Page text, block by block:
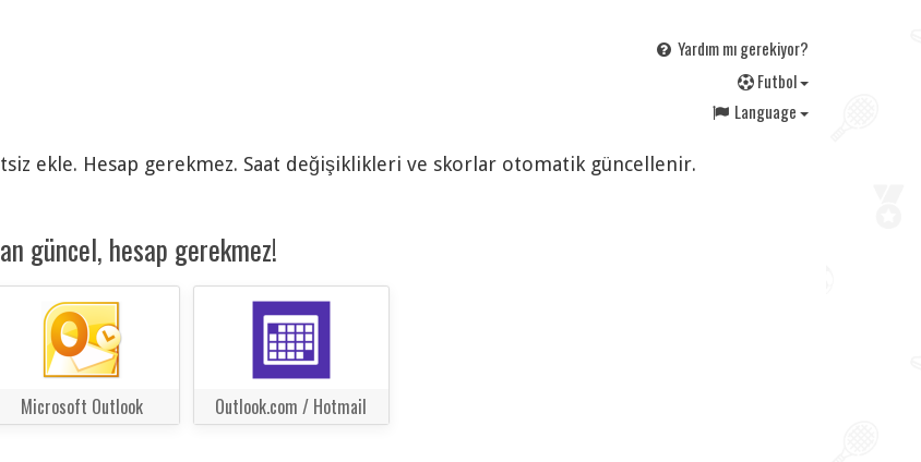
Yardım mı gerekiyor?
Futbol
Language
ekle. Hesap gerekmez. Saat değişiklikleri ve skorlar otomatik güncellenir.
güncel, hesap gerekmez!
Microsoft Outlook Outlook.com / Hotmail